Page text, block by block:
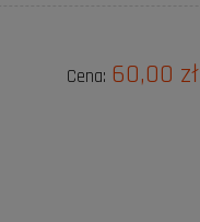
Cena: 60,00 zł